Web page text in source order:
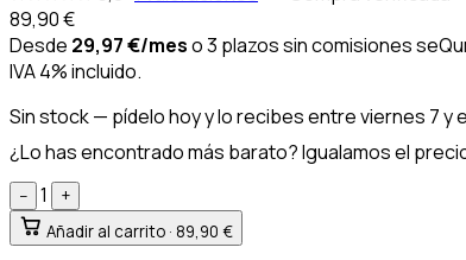
89,90€
Desde 29,97€/meso 3 plazos sin comisiones
IVA 4% incluido.
Sin stock— pídelo hoy y lo recibes entreviernes 7 y
¿Lo has encontrado más barato? Igualamos el
− 1
+
Añadir al carrito · 89,90 €